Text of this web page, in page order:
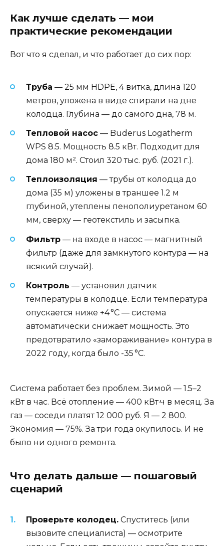
Как лучше сделать — мои
практические рекомендации
Вот что я сделал, и что работает до сих пор:
Труба — 25 мм HDPE, 4 витка, длина 120
метров, уложена в виде спирали на дне
колодца. Глубина — до самого дна, 78 м.
Тепловой насос — Buderus Logatherm
WPS 8.5. Мощность 8.5 кВт. Подходит для
дома 180 м². Стоил 320 тыс. руб. (2021 г.).
Теплоизоляция — трубы от колодца до
дома (35 м) уложены в траншее 1.2 м
глубиной, утеплены пенополиуретаном 60
мм, сверху — геотекстиль и засыпка.
Фильтр — на входе в насос — магнитный
фильтр (даже для замкнутого контура — на
всякий случай).
Контроль — установил датчик
температуры в колодце. Если температура
опускается ниже +4 °C — система
автоматически снижает мощность. Это
предотвратило «замораживание» контура в
2022 году, когда было -35 °C.
Система работает без проблем. Зимой — 1.5–2
кВт в час. Всё отопление — 400 кВт·ч в месяц. За
газ — соседи платят 12 000 руб. Я — 2 800.
Экономия — 75%. За три года окупилось. И не
было ни одного ремонта.
Что делать дальше — пошаговый
сценарий
Проверьте колодец. Спуститесь (или
вызовите специалиста) — осмотрите